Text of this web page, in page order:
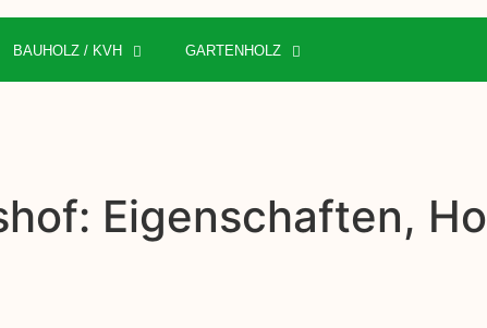
BAUHOLZ / KVH GARTENHOLZ
Eigenschaften,